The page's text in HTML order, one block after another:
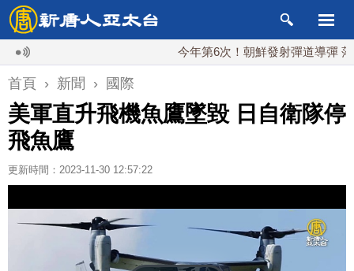
今年第6次！朝鮮發射彈道導彈 落日本
首頁 › 新聞 › 國際
美軍直升飛機魚鷹墜毀 日自衛隊停
飛魚鷹
更新時間：2023-11-30 12:57:22